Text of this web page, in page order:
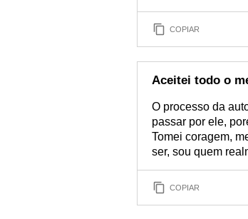
COPIAR
Aceitei todo o
O processo da
passar por ele,
Tomei coragem,
ser, sou quem
COPIAR